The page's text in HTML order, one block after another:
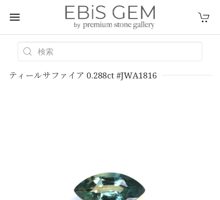
ティールサファイア 0.288ct #JWA1816